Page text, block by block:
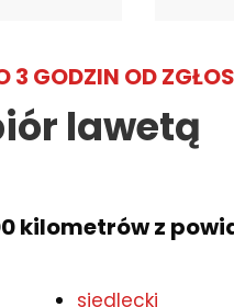
3 GODZIN OD
lawetą
kilometrów z
siedlecki